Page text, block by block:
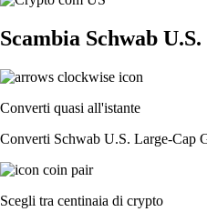
Scambia Schwab
Converti quasi all'istante
Converti Schwab U.S. Large-Cap
Scegli tra centinaia di crypto